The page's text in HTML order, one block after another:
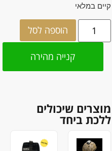
קיים במלאי
הוספה לסל
קנייה מהירה
מוצרים שיכולים
ללכת ביחד